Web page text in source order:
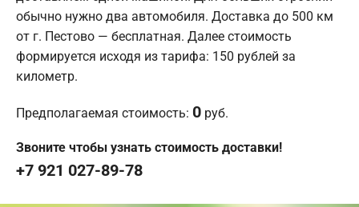
обычно нужно два автомобиля. Доставка до 500 км
от г. Пестово — бесплатная. Далее стоимость
формируется исходя из тарифа: 150 рублей за
километр.
Предполагаемая стоимость: 0 руб.
Звоните чтобы узнать стоимость доставки!
+7 921 027-89-78